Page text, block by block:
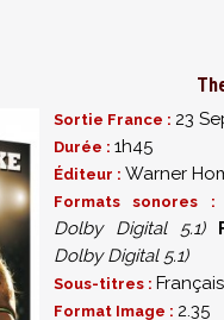
Sortie France : 23
Durée : 1h45
Éditeur : Warner
Formats sonores :
Dolby Digital 5.1)
Dolby Digital 5.1)
Sous-titres : Français
Format Image : 2.35